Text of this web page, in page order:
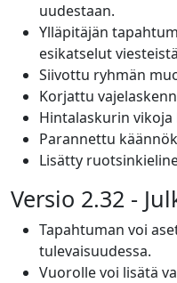
uudestaan.
Ylläpitäjän
esikatselut
Siivottu ryhmän
Korjattu
Hintalaskurin
Parannettu
Lisätty
Versio 2.32 -
Tapahtuman voi
tulevaisuudessa.
Vuorolle voi lisätä